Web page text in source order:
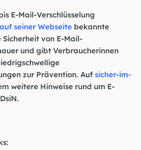
E-Mail-Verschlüsselung
auf seiner Webseite bekannte
von E-Mail-
und gibt Verbraucherinnen
zur Prävention. Aufsicher-im-
weitere Hinweise rund um E-